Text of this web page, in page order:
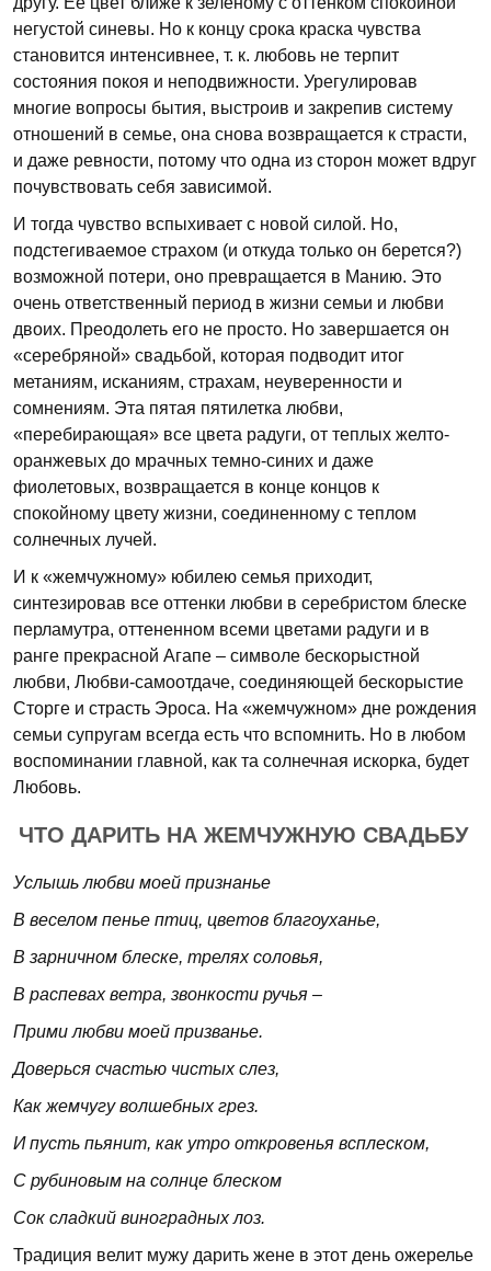
негустой синевы. Но к концу срока краска чувства
становится интенсивнее, т. к. любовь не терпит
состояния покоя и неподвижности. Урегулировав
многие вопросы бытия, выстроив и закрепив систему
отношений в семье, она снова возвращается к страсти,
и даже ревности, потому что одна из сторон может вдруг
почувствовать себя зависимой.
И тогда чувство вспыхивает с новой силой. Но,
подстегиваемое страхом (и откуда только он берется?)
возможной потери, оно превращается в Манию. Это
очень ответственный период в жизни семьи и любви
двоих. Преодолеть его не просто. Но завершается он
«серебряной» свадьбой, которая подводит итог
метаниям, исканиям, страхам, неуверенности и
сомнениям. Эта пятая пятилетка любви,
«перебирающая» все цвета радуги, от теплых желто-
оранжевых до мрачных темно-синих и даже
фиолетовых, возвращается в конце концов к
спокойному цвету жизни, соединенному с теплом
солнечных лучей.
И к «жемчужному» юбилею семья приходит,
синтезировав все оттенки любви в серебристом блеске
перламутра, оттененном всеми цветами радуги и в
ранге прекрасной Агапе – символе бескорыстной
любви, Любви-самоотдаче, соединяющей бескорыстие
Сторге и страсть Эроса. На «жемчужном» дне рождения
семьи супругам всегда есть что вспомнить. Но в любом
воспоминании главной, как та солнечная искорка, будет
Любовь.
ЧТО ДАРИТЬ НА ЖЕМЧУЖНУЮ СВАДЬБУ
Услышь любви моей признанье
В веселом пенье птиц, цветов благоуханье,
В зарничном блеске, трелях соловья,
В распевах ветра, звонкости ручья –
Прими любви моей призванье.
Доверься счастью чистых слез,
Как жемчугу волшебных грез.
И пусть пьянит, как утро откровенья всплеском,
С рубиновым на солнце блеском
Сок сладкий виноградных лоз.
Традиция велит мужу дарить жене в этот день ожерелье